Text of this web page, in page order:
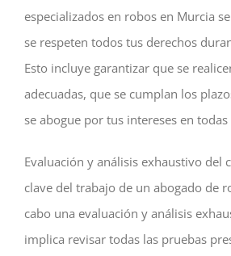
especializados en robos en Murcia
se respeten todos tus derechos
Esto incluye garantizar que se
adecuadas, que se cumplan los
se abogue por tus intereses en todas
Evaluación y análisis exhaustivo del
clave del trabajo de un abogado de
cabo una evaluación y análisis
implica revisar todas las pruebas